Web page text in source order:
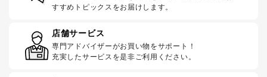
すすめトピックスをお届けします。
店舗サービス
専門アドバイザーがお買い物をサポート！
充実したサービスを是非ご利用ください。